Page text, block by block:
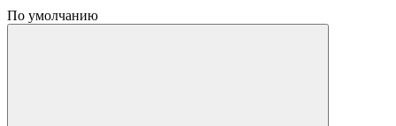
По умолчанию